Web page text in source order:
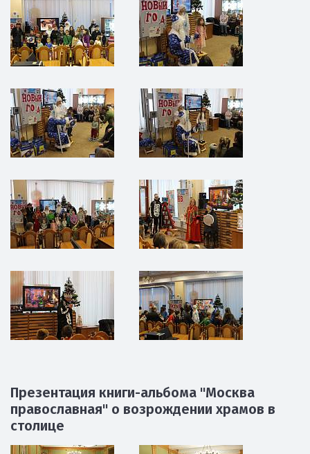
Презентация книги-альбома "Москва
православная" о возрождении храмов в
столице